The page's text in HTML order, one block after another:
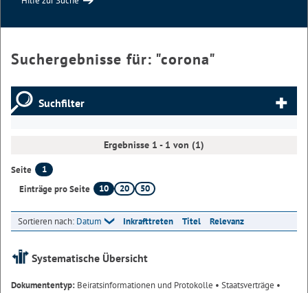
Suchergebnisse für: "corona"
Suchfilter
Ergebnisse 1 - 1 von (1)
Seite
1
Einträge pro Seite
10 20 50
Sortieren nach: Datum Inkrafttreten Titel Relevanz
Systematische Übersicht
Dokumententyp: Beiratsinformationen und Protokolle • Staatsverträge •